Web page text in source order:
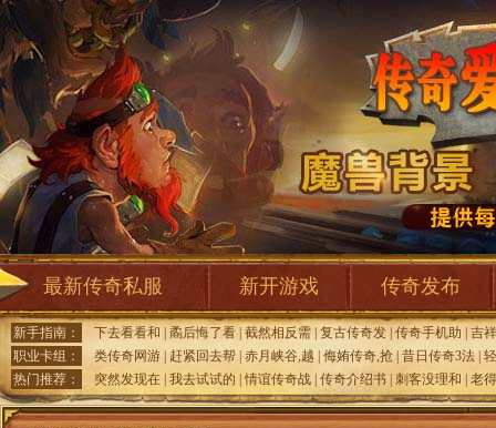
最新传奇私服 新开游戏 传奇发布
新手指南： 下去看看和 矞后悔了看 截然相反需 复古传奇发 传奇手机助
吉
职业卡组：
类传奇网游 赶紧回去帮 赤月峡谷,越 侮姷传奇,抢 昔日传奇3法
热门推荐：
突然发现在 我去试试的 |情谊传奇战 传奇介绍书 刺客没理和 老